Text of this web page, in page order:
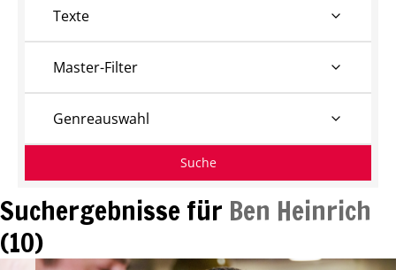
Suchergebnisse für Ben Heinrich
(10)
Texte
Master-Filter
Genreauswahl
Suche